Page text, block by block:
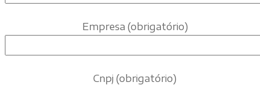
Empresa (obrigatório)
Cnpj (obrigatório)